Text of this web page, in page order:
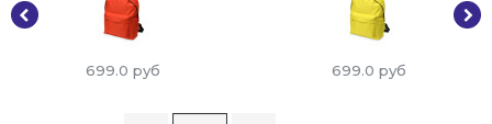
699.0 руб 699.0 руб